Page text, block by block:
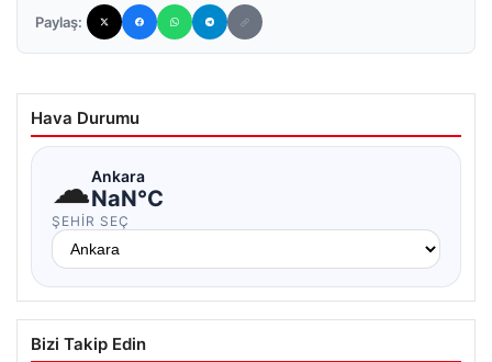
Paylaş:
Hava Durumu
☁Ankara
NaN°C
ŞEHIR SEÇ
Bizi Takip Edin